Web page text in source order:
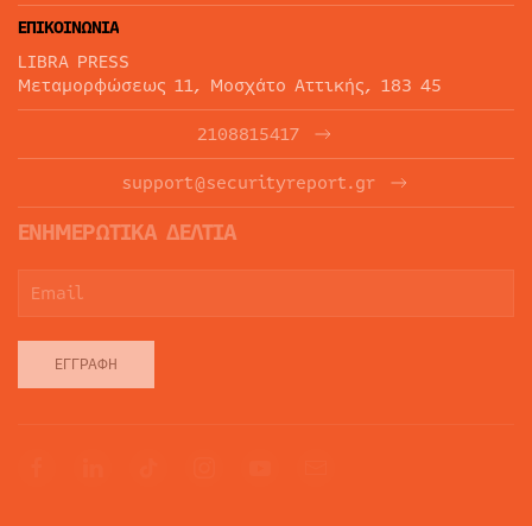
ΕΠΙΚΟΙΝΩΝΙΑ
LIBRA PRESS
Μεταμορφώσεως 11, Μοσχάτο Αττικής, 183 45
2108815417
support@securityreport.gr
ΕΝΗΜΕΡΩΤΙΚΑ ΔΕΛΤΙΑ
ΕΓΓΡΑΦΉ